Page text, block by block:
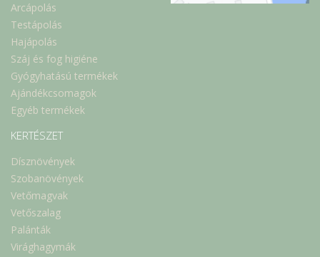
Arcápolás
Testápolás
Hajápolás
Száj és fog higiéne
Gyógyhatású termékek
Ajándékcsomagok
Egyéb termékek
KERTÉSZET
Dísznövények
Szobanövények
Vetőmagvak
Vetőszalag
Palánták
Virághagymák